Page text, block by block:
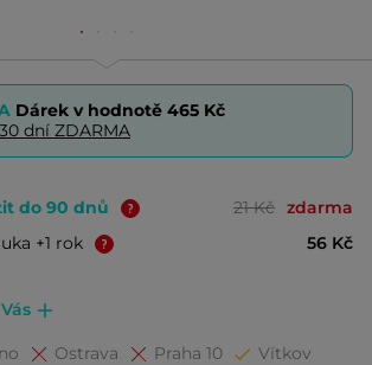
Dárek v hodnotě 465 Kč
dní ZDARMA
do 90 dnů 21 Kč zdarma
+1 rok
56 Kč
Ostrava Praha 10 Vítkov